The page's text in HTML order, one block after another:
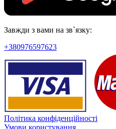
Завжди з вами на зв`язку:
+380976597623
Політика конфіденційності
Умови користування